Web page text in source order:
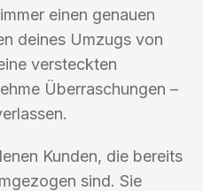
einen genauen
deines Umzugs von
versteckten
Überraschungen –
Kunden, die bereits
sind. Sie